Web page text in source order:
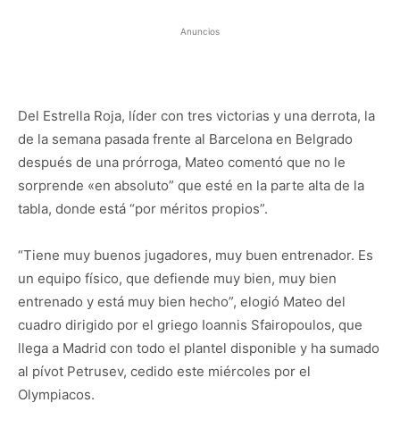
Anuncios
Del Estrella Roja, líder con tres victorias y una derrota, la
de la semana pasada frente al Barcelona en Belgrado
después de una prórroga, Mateo comentó que no le
sorprende «en absoluto” que esté en la parte alta de la
tabla, donde está “por méritos propios”.
“Tiene muy buenos jugadores, muy buen entrenador. Es
un equipo físico, que defiende muy bien, muy bien
entrenado y está muy bien hecho”, elogió Mateo del
cuadro dirigido por el griego Ioannis Sfairopoulos, que
llega a Madrid con todo el plantel disponible y ha sumado
al pívot Petrusev, cedido este miércoles por el
Olympiacos.